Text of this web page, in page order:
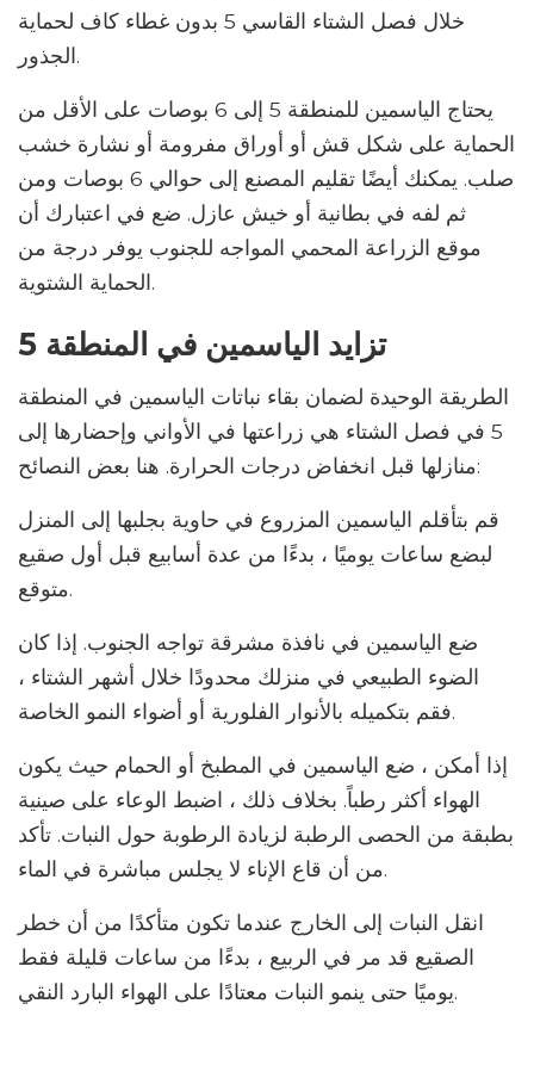
خلال فصل الشتاء القاسي 5 بدون غطاء كاف لحماية
الجذور.
يحتاج الياسمين للمنطقة 5 إلى 6 بوصات على الأقل من
الحماية على شكل قش أو أوراق مفرومة أو نشارة خشب
صلب. يمكنك أيضًا تقليم المصنع إلى حوالي 6 بوصات ومن
ثم لفه في بطانية أو خيش عازل. ضع في اعتبارك أن
موقع الزراعة المحمي المواجه للجنوب يوفر درجة من
الحماية الشتوية.
تزايد الياسمين في المنطقة 5
الطريقة الوحيدة لضمان بقاء نباتات الياسمين في المنطقة
5 في فصل الشتاء هي زراعتها في الأواني وإحضارها إلى
منازلها قبل انخفاض درجات الحرارة. هنا بعض النصائح:
قم بتأقلم الياسمين المزروع في حاوية بجلبها إلى المنزل
لبضع ساعات يوميًا ، بدءًا من عدة أسابيع قبل أول صقيع
متوقع.
ضع الياسمين في نافذة مشرقة تواجه الجنوب. إذا كان
الضوء الطبيعي في منزلك محدودًا خلال أشهر الشتاء ،
فقم بتكميله بالأنوار الفلورية أو أضواء النمو الخاصة.
إذا أمكن ، ضع الياسمين في المطبخ أو الحمام حيث يكون
الهواء أكثر رطباً. بخلاف ذلك ، اضبط الوعاء على صينية
بطبقة من الحصى الرطبة لزيادة الرطوبة حول النبات. تأكد
من أن قاع الإناء لا يجلس مباشرة في الماء.
انقل النبات إلى الخارج عندما تكون متأكدًا من أن خطر
الصقيع قد مر في الربيع ، بدءًا من ساعات قليلة فقط
يوميًا حتى ينمو النبات معتادًا على الهواء البارد النقي.